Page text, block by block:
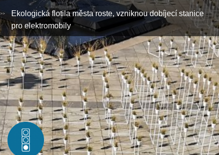
Ekologická flotila města roste, vzniknou dobíjecí stanice
pro elektromobily